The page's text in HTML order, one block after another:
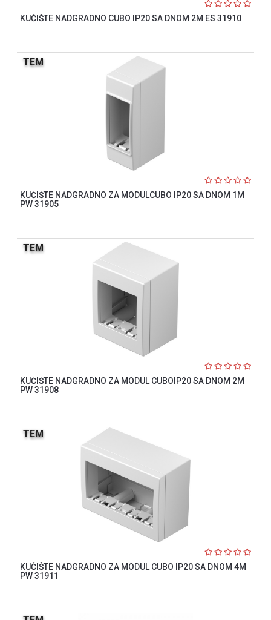
KUĆIŠTE NADGRADNO CUBO IP20 SA DNOM 2M ES 31910
TEM
KUĆIŠTE NADGRADNO ZA MODULCUBO IP20 SA DNOM 1M
PW 31905
TEM
KUĆIŠTE NADGRADNO ZA MODUL CUBOIP20 SA DNOM 2M
PW 31908
TEM
KUĆIŠTE NADGRADNO ZA MODUL CUBO IP20 SA DNOM 4M
PW 31911